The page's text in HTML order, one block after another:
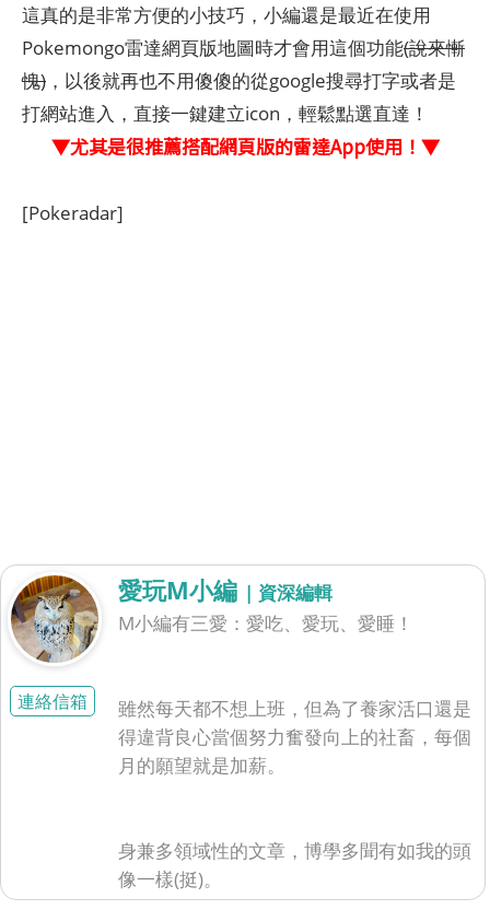
這真的是非常方便的小技巧，小編還是最近在使用
Pokemongo雷達網頁版地圖時才會用這個功能(說來慚
愧) ，以後就再也不用傻傻的從google搜尋打字或者是
打網站進入，直接一鍵建立icon，輕鬆點選直達！
▼尤其是很推薦搭配網頁版的雷達App使用！▼
[Pokeradar]
連絡信箱
愛玩M小編 | 資深編輯
M小編有三愛：愛吃、愛玩、愛睡！
雖然每天都不想上班，但為了養家活口還是
得違背良心當個努力奮發向上的社畜，每個
月的願望就是加薪。
身兼多領域性的文章，博學多聞有如我的頭
像一樣(挺)。